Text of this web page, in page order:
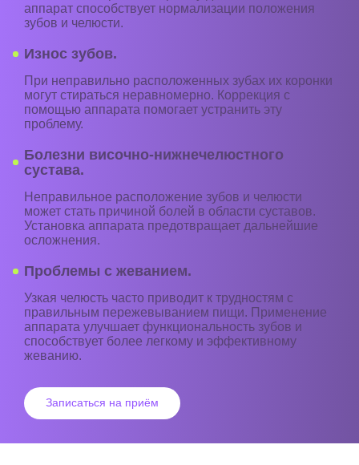
аппарат способствует нормализации положения
зубов и челюсти.
Износ зубов.
При неправильно расположенных зубах их коронки
могут стираться неравномерно. Коррекция с
помощью аппарата помогает устранить эту
проблему.
Болезни височно-нижнечелюстного
сустава.
Неправильное расположение зубов и челюсти
может стать причиной болей в области суставов.
Установка аппарата предотвращает дальнейшие
осложнения.
Проблемы с жеванием.
Узкая челюсть часто приводит к трудностям с
правильным пережевыванием пищи. Применение
аппарата улучшает функциональность зубов и
способствует более легкому и эффективному
жеванию.
Записаться на приём